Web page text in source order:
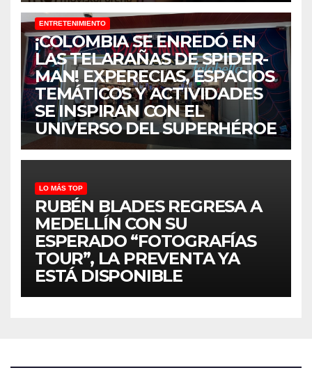
ENTRETENIMIENTO
¡COLOMBIA SE ENREDÓ EN
LAS TELARAÑAS DE SPIDER-
MAN! EXPERECIAS, ESPACIOS
TEMÁTICOS Y ACTIVIDADES
SE INSPIRAN CON EL
UNIVERSO DEL SUPERHÉROE
LO MÁS TOP
RUBÉN BLADES REGRESA A
MEDELLÍN CON SU
ESPERADO “FOTOGRAFÍAS
TOUR”, LA PREVENTA YA
ESTÁ DISPONIBLE